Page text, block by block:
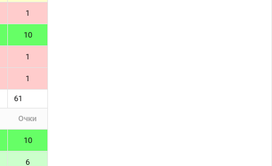
1
10
1
1
61
Очки
10
6